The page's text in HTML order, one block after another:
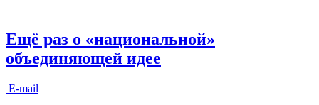
Ещё раз о «национальной»
объединяющей идее
E-mail